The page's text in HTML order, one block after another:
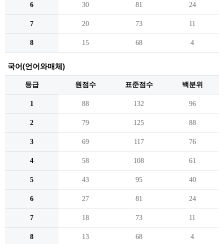
6 30 81 24
7 20 73 11
8 15 68 4
국어(언어와매체)
등급 원점수 표준점수 백분위
1 88 132 96
2 79 125 88
3 69 117 76
4 58 108 61
5 43 95 40
6 27 81 24
7 18 73 11
8 13 68 4